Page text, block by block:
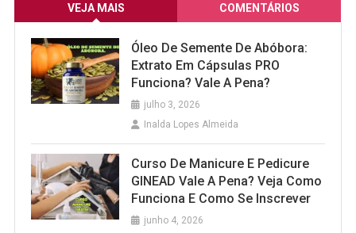
VEJA MAIS COMENTÁRIOS
Óleo De Semente De Abóbora:
Extrato Em Cápsulas PRO
Funciona? Vale A Pena?
julho 3, 2026
Inalda Lopes Almeida
Curso De Manicure E Pedicure
GINEAD Vale A Pena? Veja Como
Funciona E Como Se Inscrever
junho 4, 2026